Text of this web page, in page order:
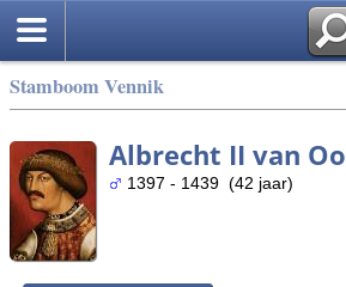
Stamboom Vennik
Albrecht II van
1397 - 1439 (42 jaar)